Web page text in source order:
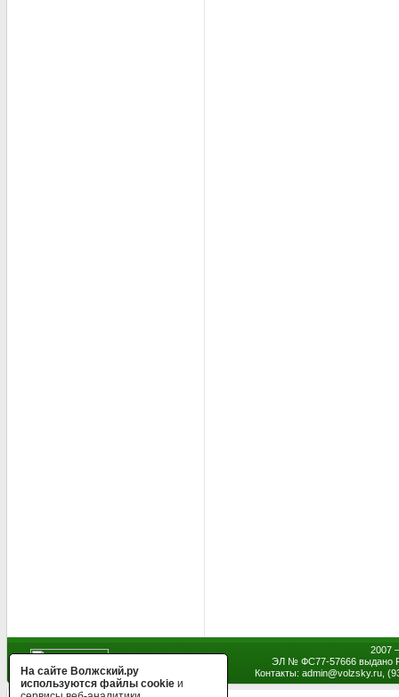
2007
ЭЛ № ФС77-57666 выдано
Контакты: admin@volzsky.ru,
На сайте Волжский.ру
используются файлы cookie и